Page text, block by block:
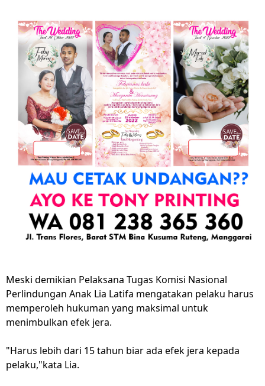
Meski demikian Pelaksana Tugas Komisi Nasional
Perlindungan Anak Lia Latifa mengatakan pelaku harus
memperoleh hukuman yang maksimal untuk
menimbulkan efek jera.
"Harus lebih dari 15 tahun biar ada efek jera kepada
pelaku,"kata Lia.